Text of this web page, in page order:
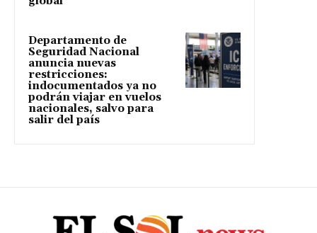
Departamento de
Seguridad Nacional
anuncia nuevas
restricciones:
indocumentados ya no
podrán viajar en vuelos
nacionales, salvo para
salir del país